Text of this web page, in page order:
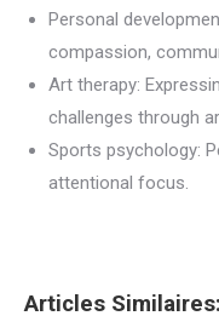
Personal
compassion,
Art therapy:
challenges through
Sports psychology:
attentional focus.
Articles Similaires: